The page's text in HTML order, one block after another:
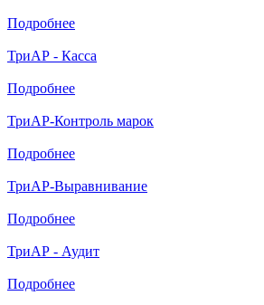
Подробнее
ТриАР - Касса
Подробнее
ТриАР-Контроль марок
Подробнее
ТриАР-Выравнивание
Подробнее
ТриАР - Аудит
Подробнее